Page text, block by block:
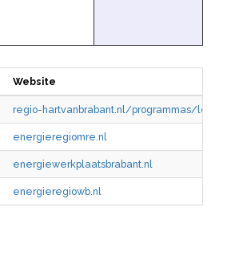
Website
regio-hartvanbrabant.nl/programmas/
energieregiomre.nl
energiewerkplaatsbrabant.nl
energieregiowb.nl